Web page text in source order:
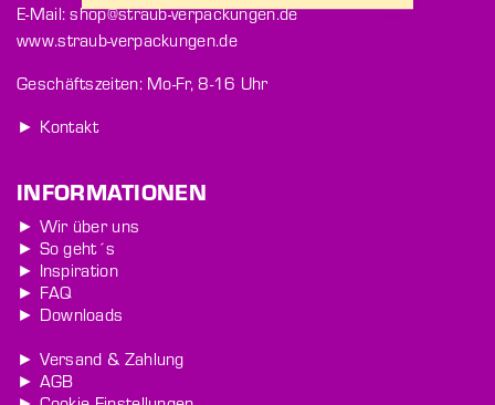
E-Mail: shop@straub-verpackungen.de
www.straub-verpackungen.de
Geschäftszeiten: Mo-Fr, 8-16 Uhr
► Kontakt
INFORMATIONEN
► Wir über uns
► So geht´s
► Inspiration
► FAQ
► Downloads
► Versand & Zahlung
► AGB